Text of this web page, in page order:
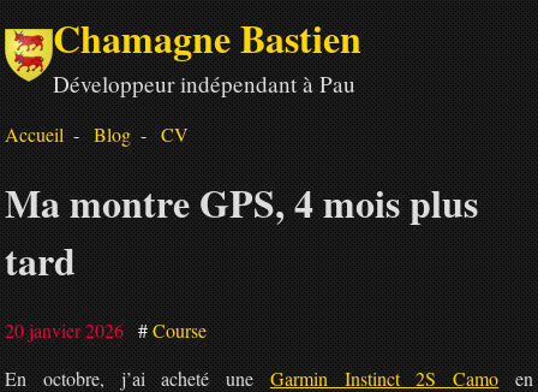
Chamagne Bastien
Développeur indépendant à Pau
Accueil Blog CV
Ma montre GPS, 4 mois plus
tard
20 janvier 2026
Course
En octobre, j’ai acheté uneGarmin Instinct 2S Camoen